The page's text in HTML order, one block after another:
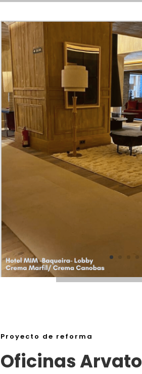
Proyecto de reforma
Oficinas Arvato